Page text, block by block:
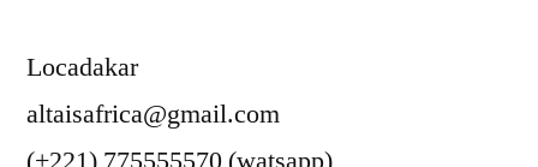
Locadakar
altaisafrica@gmail.com